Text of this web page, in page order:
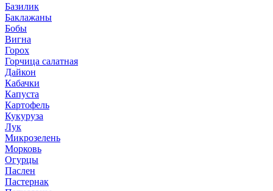
Базилик
Баклажаны
Бобы
Вигна
Горох
Горчица салатная
Дайкон
Кабачки
Капуста
Картофель
Кукуруза
Лук
Микрозелень
Морковь
Огурцы
Паслен
Пастернак